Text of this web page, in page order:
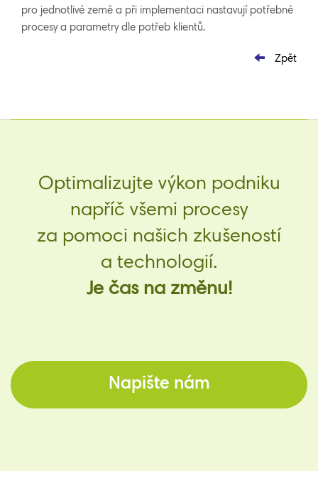
pro jednotlivé země a při implementaci nastavují potřebné
procesy a parametry dle potřeb klientů.
Zpět
Optimalizujte výkon podniku
napříč všemi procesy
za pomoci našich zkušeností
a technologií.
Je čas na změnu!
Napište nám